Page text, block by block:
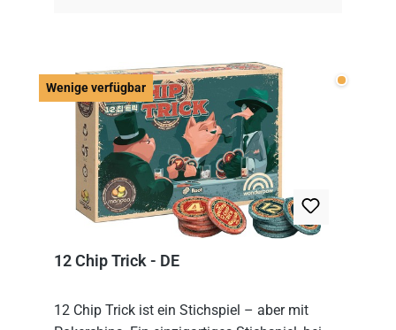
Wenige verfügbar Wenige
12 Chip Trick - DE
12 Chip Trick ist ein Stichspiel – aber mit